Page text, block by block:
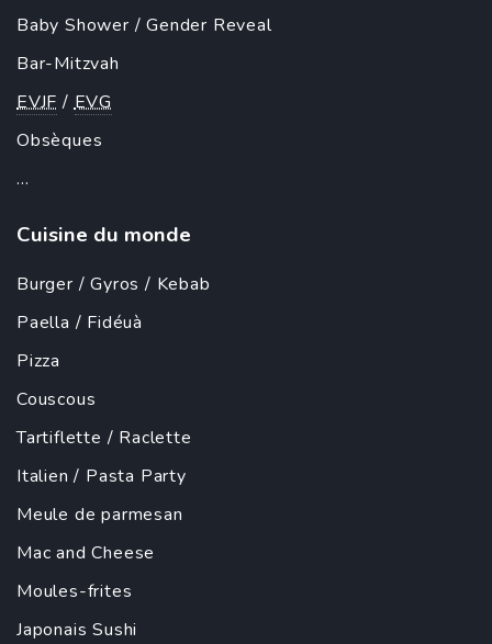
Baby Shower /Gender Reveal
Bar-Mitzvah
EVJF /EVG
Obsèques
...
Cuisine du monde
Burger /Gyros / Kebab
Paella / Fidéuà
Pizza
Couscous
Tartiflette / Raclette
Italien / Pasta Party
Meule de parmesan
Mac and Cheese
Moules-frites
JaponaisSushi